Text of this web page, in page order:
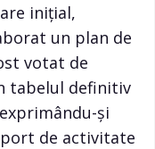
iniţial,
un plan de
votat de
tabelul definitiv
şi
de activitate